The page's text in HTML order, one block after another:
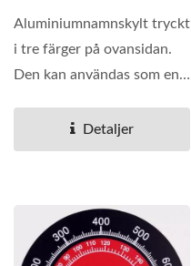
Aluminiumnamnskylt tryckt
i tre färger på ovansidan.
Den kan användas som en
Detaljer